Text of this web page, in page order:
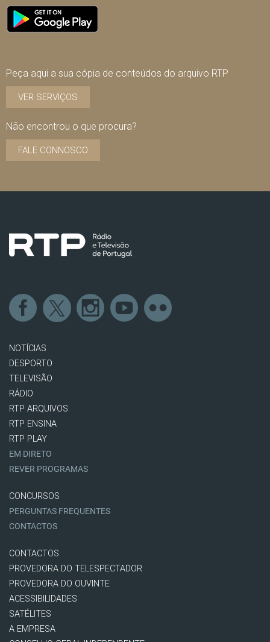
Peça aqui a sua cópia de conteúdos do arquivo RTP
VER SERVIÇOS
Não encontrou o que procura?
FALE CONNOSCO
NOTÍCIAS
DESPORTO
TELEVISÃO
RÁDIO
RTP ARQUIVOS
RTP ENSINA
RTP PLAY
EM DIRETO
REVER PROGRAMAS
CONCURSOS
PERGUNTAS FREQUENTES
CONTACTOS
CONTACTOS
PROVEDORA DO TELESPECTADOR
PROVEDORA DO OUVINTE
ACESSIBILIDADES
SATÉLITES
A EMPRESA